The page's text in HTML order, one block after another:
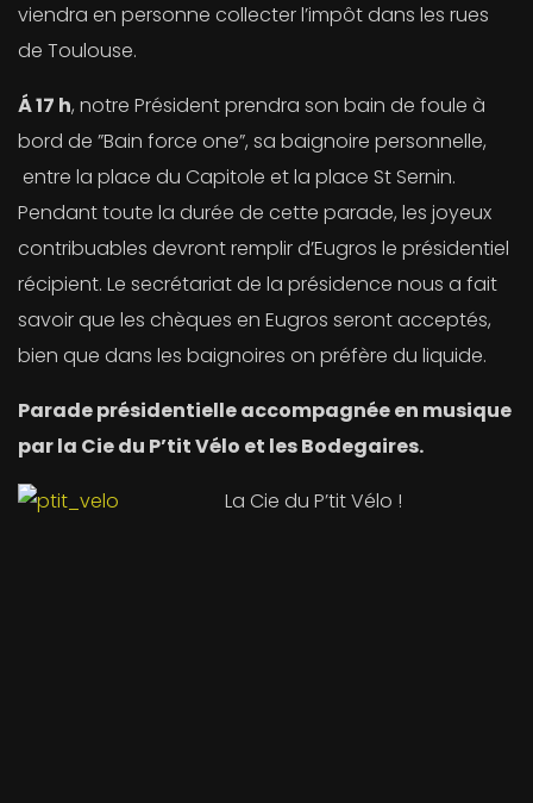
viendra en personne collecter l’impôt dans les rues
de Toulouse.
Á 17 h, notre Président prendra son bain de foule à
bord de ”Bain force one”, sa baignoire personnelle,
entre la place du Capitole et la place St Sernin.
Pendant toute la durée de cette parade, les joyeux
contribuables devront remplir d’Eugros le présidentiel
récipient. Le secrétariat de la présidence nous a fait
savoir que les chèques en Eugros seront acceptés,
bien que dans les baignoires on préfère du liquide.
Parade présidentielle accompagnée en musique
par la Cie du P’tit Vélo et les Bodegaires.
La Cie du P’tit Vélo !